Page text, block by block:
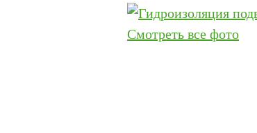
Смотреть все фото